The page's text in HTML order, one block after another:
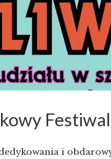
PRZEDSZKOLE
OCHRONY
i